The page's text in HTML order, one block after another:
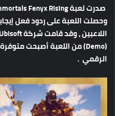
وحصلت اللعبة على ردود فعل
الرقمي .